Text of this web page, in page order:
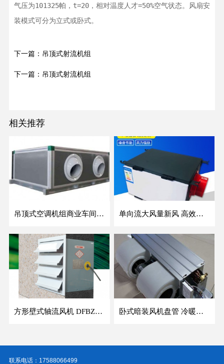
气压为101325帕，t=20，相对温度人才=50%空气状态。风扇安
装模式可分为立式或卧式。
下一篇：吊顶式射流机组
下一篇：吊顶式射流机组
相关推荐
吊顶式空调机组商业车间防爆新风空调器射流冷暖机组 单向流大风量新风 高效除霾全热交换新风机空气净化
方形壁式轴流风机 DFBZ低噪防爆工业XBDZ静音220V/380V壁式边墙风机 卧式暗装风机盘管 冷暖两用盘管系列 明装风盘空调器
联系电话：17588066499